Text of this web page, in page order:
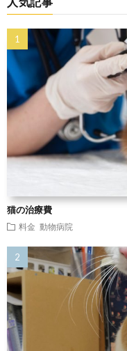
猫の治療費
料金 動物病院